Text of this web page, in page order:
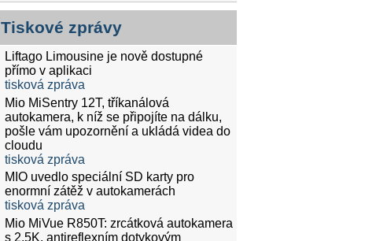
Tiskové zprávy
Liftago Limousine je nově dostupné
přímo v aplikaci
tisková zpráva
Mio MiSentry 12T, tříkanálová
autokamera, k níž se připojíte na dálku,
pošle vám upozornění a ukládá videa do
cloudu
tisková zpráva
MIO uvedlo speciální SD karty pro
enormní zátěž v autokamerách
tisková zpráva
Mio MiVue R850T: zrcátková autokamera
s 2.5K, antireflexním dotykovým